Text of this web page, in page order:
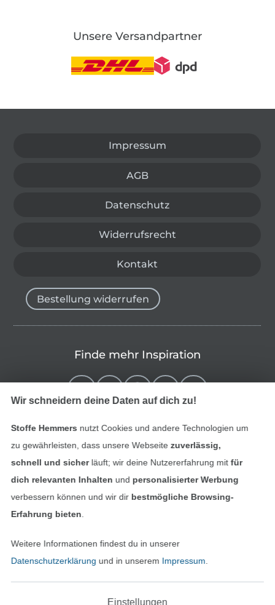
Unsere Versandpartner
Impressum
AGB
Datenschutz
Widerrufsrecht
Kontakt
Alle Preise inkl. der gesetzl. MwSt.
Bestellung widerrufen
Finde mehr Inspiration
Deutsch
Wir schneidern deine Daten auf dich zu!
Stoffe Hemmers nutzt Cookies und andere Technologien um
zu gewährleisten, dass unsere Webseite zuverlässig,
schnell und sicherläuft; wir deine Nutzererfahrung mitfür
dich relevanten Inhalten und personalisierter Werbung
verbessern können und wir dir bestmögliche Browsing-
Erfahrung bieten
Weitere Informationen findest du in unserer
Datenschutzerklärung und in unserem Impressum
Einstellungen